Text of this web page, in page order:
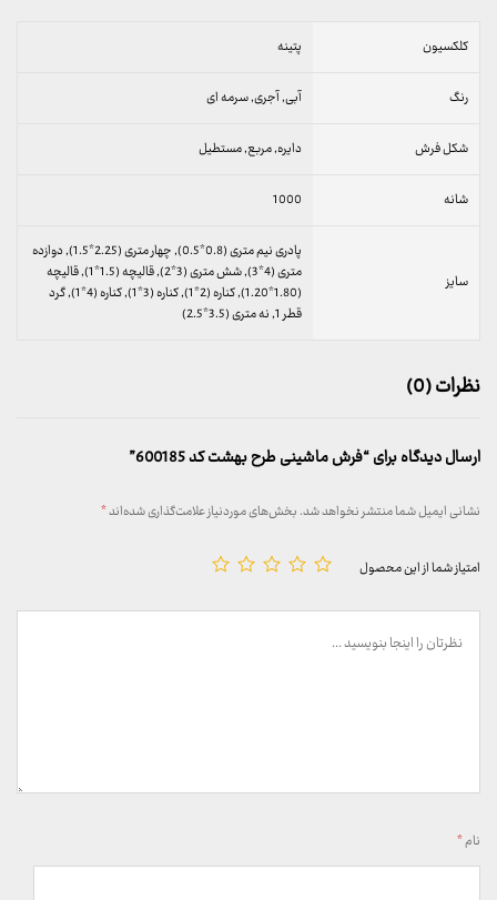
کلکسیون پتینه
رنگ آبی, آجری, سرمه ای
شکل فرش دایره, مربع, مستطیل
شانه 1000
سایز
پادری نیم متری (0.8*0.5), چهار متری (2.25*1.5), دوازده
متری (4*3), شش متری (3*2), قالیچه (1.5*1), قالیچه
(1.80*1.20), کناره (2*1), کناره (3*1), کناره (4*1), گرد
قطر 1, نه متری (3.5*2.5)
نظرات (0)
ارسال دیدگاه برای “فرش ماشینی طرح بهشت کد 600185”
نشانی ایمیل شما منتشر نخواهد شد.بخش‌های موردنیاز علامت‌گذاری شده‌اند*
امتیاز شما از این محصول
نام*